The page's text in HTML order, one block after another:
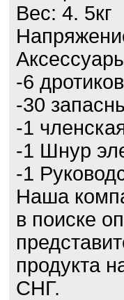
Вес: 4. 5кг
-6 дротиков
-30
-1
-1 Шнур
-1
Наша
в поиске
продукта
СНГ.